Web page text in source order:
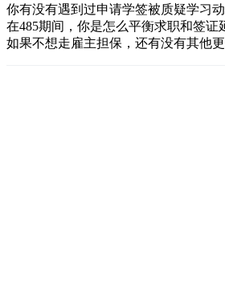
你有没有遇到过申请学签被质疑学习
在485期间，你是怎么平衡求职和签证
如果不想走雇主担保，还有没有其他